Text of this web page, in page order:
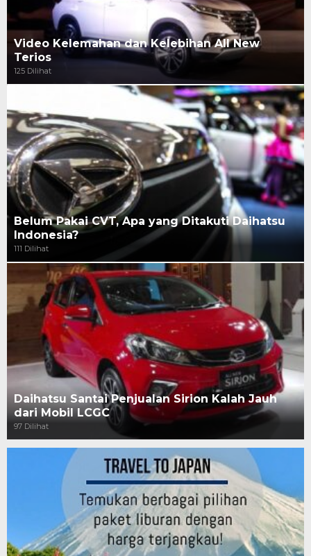
Video Kelemahan dan Kelebihan All New
Terios
125 Dilihat
Belum Pakai CVT, Apa yang Ditakuti Daihatsu
Indonesia?
111 Dilihat
Daihatsu Santai Penjualan Sirion Kalah Jauh
dari Mobil LCGC
97 Dilihat